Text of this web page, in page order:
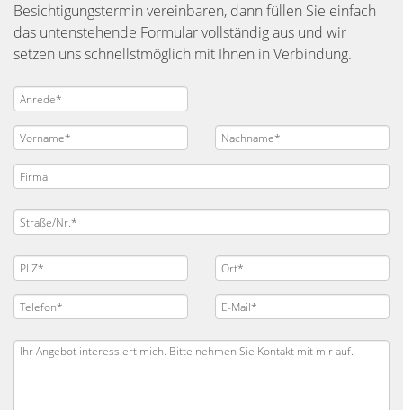
Besichtigungstermin vereinbaren, dann füllen Sie einfach
das untenstehende Formular vollständig aus und wir
setzen uns schnellstmöglich mit Ihnen in Verbindung.